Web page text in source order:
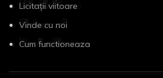
Licitații viitoare
Vinde cu noi
Cum functioneaza